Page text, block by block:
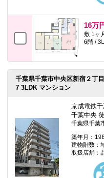
16万
敷 1ヶ
6階 /
千葉県千葉市中央区新宿２丁
7 3LDK マンション
京成電鉄千
千葉中央
千葉県千葉
築年月：
建物階数：
取扱店舗：